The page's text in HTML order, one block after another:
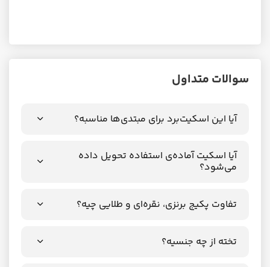
سوالات متداول
آیا این اسکیت‌برد برای مبتدی‌ها مناسبه؟
آیا اسکیت آماده‌ی استفاده تحویل داده
می‌شود؟
تفاوت پکیج برنزی، نقره‌ای و طلایی چیه؟
تخته از چه جنسیه؟